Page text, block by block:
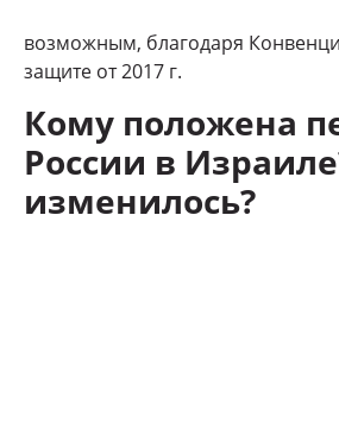
возможным, благодаря
защите от 2017 г.
Кому положена
России в
изменилось?